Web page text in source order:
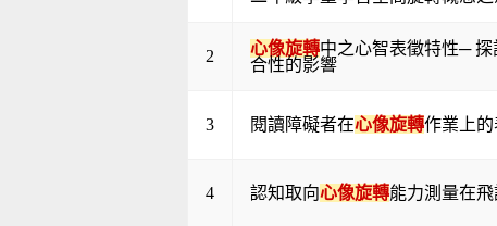
2 心像旋轉中之心智表徵特性─
合性的影響
3 閱讀障礙者在心像旋轉作業上的
4 認知取向心像旋轉能力測量在